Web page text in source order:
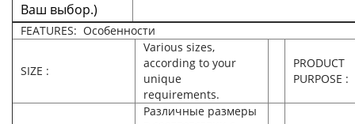
Ваш выбор.)
FEATURES: Особенности
SIZE :
Various sizes,
according to your
unique
requirements.
PRODUCT
PURPOSE :
Различные размеры